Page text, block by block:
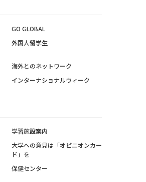
GO GLOBAL
外国人留学生
海外とのネットワーク
インターナショナルウィーク
学習施設案内
大学への意見は「オピニオンカー
ド」を
保健センター